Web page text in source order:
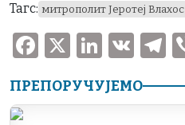
Тагс: митрополит Јеротеј Влахос
F
c
X
Li
k
V
T
e
ПРЕПОРУЧУЈЕМО